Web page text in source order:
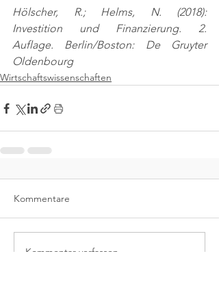
Hölscher, R.; Helms, N. (2018):
Investition und Finanzierung. 2.
Auflage. Berlin/Boston: De Gruyter
Oldenbourg
Wirtschaftswissenschaften
Kommentare
Kommentar verfassen...